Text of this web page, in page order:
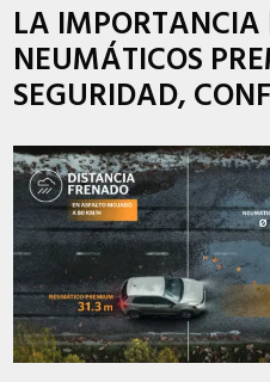
LA IMPORTANCIA
NEUMÁTICOS
SEGURIDAD,